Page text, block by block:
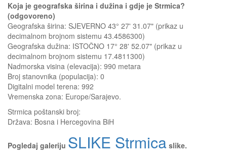
Koja je geografska širina i dužina i gdje je Strmica?
(odgovoreno)
Geografska širina: SJEVERNO 43° 27' 31.07" (prikaz u
decimalnom brojnom sistemu 43.4586300)
Geografska dužina: ISTOČNO 17° 28' 52.07" (prikaz u
decimalnom brojnom sistemu 17.4811300)
Nadmorska visina (elevacija): 990 metara
Broj stanovnika (populacija): 0
Digitalni model terena: 992
Vremenska zona: Europe/Sarajevo.
Strmica poštanski broj:
Država: Bosna i Hercegovina BiH
Pogledaj galeriju SLIKE Strmica slike.